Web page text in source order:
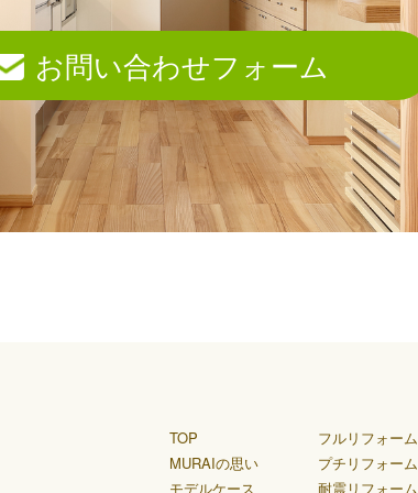
お問い合わせフォーム
TOP
MURAIの思い
モデルケース
フルリフォーム
プチリフォーム
耐震リフォーム